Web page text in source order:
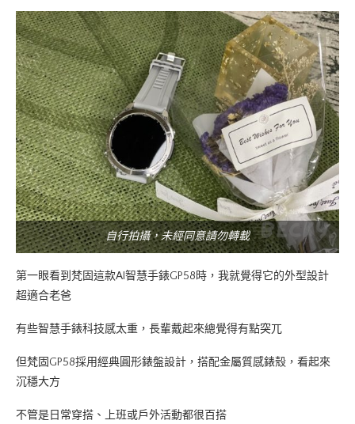
自行拍攝，未經同意請勿轉載
第一眼看到梵固這款AI智慧手錶GP58時，我就覺得它的外型設計
超適合老爸
有些智慧手錶科技感太重，長輩戴起來總覺得有點突兀
但梵固GP58採用經典圓形錶盤設計，搭配金屬質感錶殼，看起來
沉穩大方
不管是日常穿搭、上班或戶外活動都很百搭